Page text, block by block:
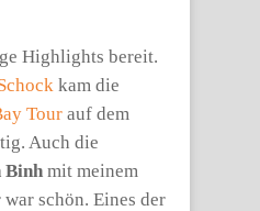
Highlights bereit.
kam die
Tour auf dem
Auch die
Binh mit meinem
schön. Eines der